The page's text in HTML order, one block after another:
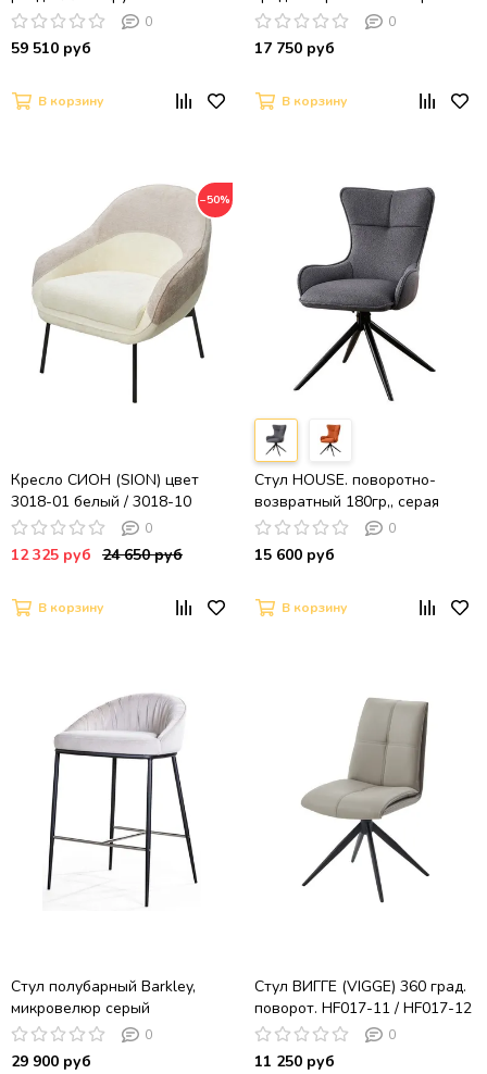
столешницей, керамика Snow
White / Орех американский
0
59 510 руб
В корзину
Brego-16, ткань/ Maison 95,
PU/Черный, ®DISAUR
0
17 750 руб
В корзину
−50%
Кресло СИОН (SION) цвет
3018-01 белый / 3018-10
бежевый, шенилл / черный
каркас, ®DISAUR
0
12 325 руб 24 650 руб
В корзину
Стул HOUSE. поворотно-
возвратный 180гр,, серая
рогожка / Черный 0
15 600 руб
В корзину
Стул полубарный Barkley,
микровелюр серый
0
29 900 руб
Стул ВИГГЕ (VIGGE) 360 град.
поворот. HF017-11 / HF017-12
Бежевый, экокожа / Черный
каркас, ®DISAUR
0
11 250 руб